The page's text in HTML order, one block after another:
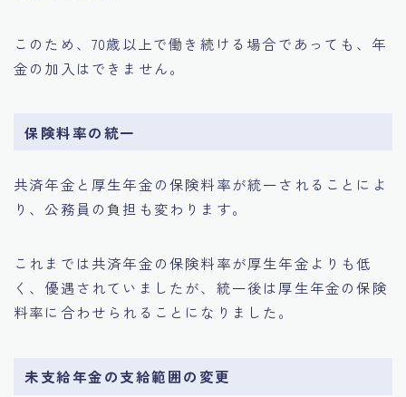
このため、70歳以上で働き続ける場合であっても、年
金の加入はできません。
保険料率の統一
共済年金と厚生年金の保険料率が統一されることによ
り、公務員の負担も変わります。
これまでは共済年金の保険料率が厚生年金よりも低
く、優遇されていましたが、統一後は厚生年金の保険
料率に合わせられることになりました。
未支給年金の支給範囲の変更